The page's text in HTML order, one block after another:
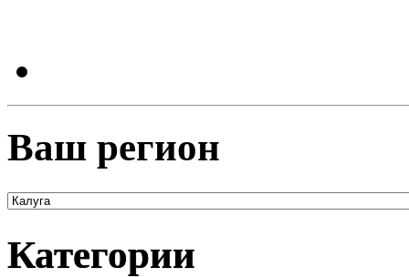
Ваш регион
Категории